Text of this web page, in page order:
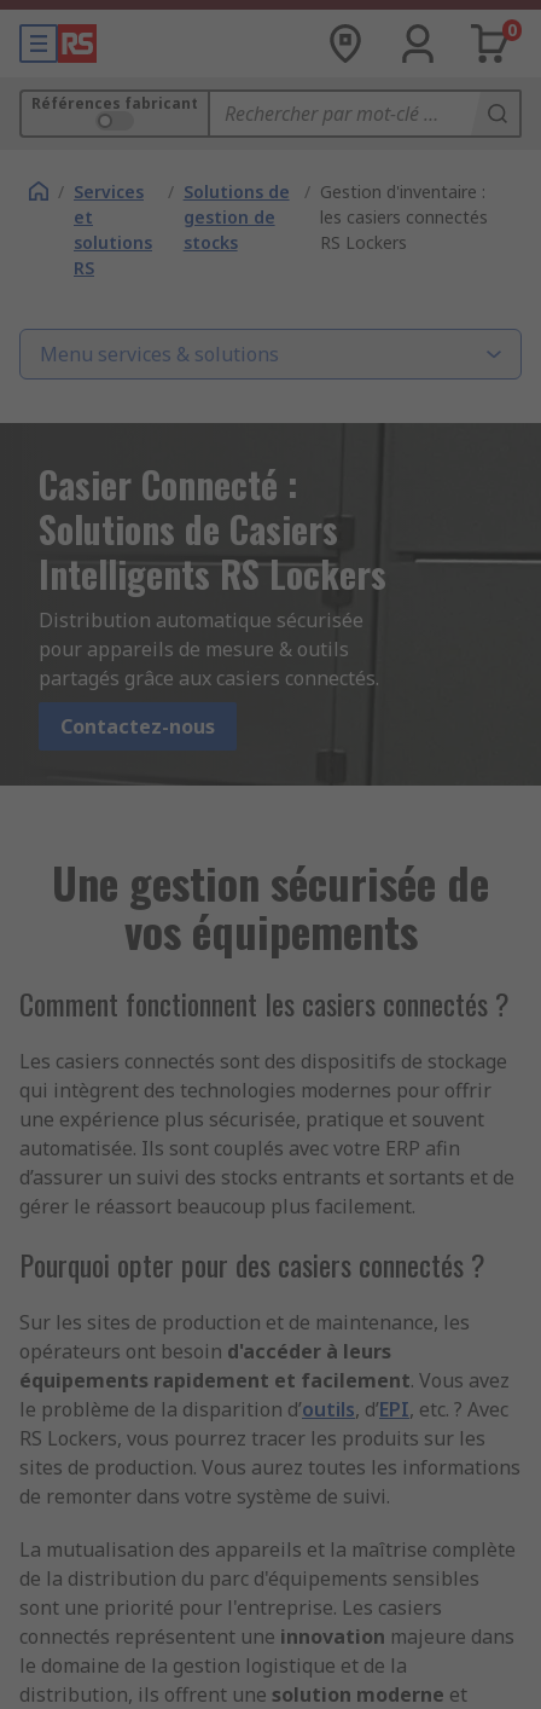
0
Références fabricant
/ Services
et
solutions
RS
/ Solutions de
gestion de
stocks
/ Gestion d'inventaire :
les casiers connectés
RS Lockers
Menu services & solutions
Casier Connecté :
Solutions de Casiers
Intelligents RS Lockers
Distribution automatique sécurisée
pour appareils de mesure & outils
partagés grâce aux casiers connectés.
Contactez-nous
Une gestion sécurisée de
vos équipements
Comment fonctionnent les casiers connectés ?
Les casiers connectés sont des dispositifs de stockage
qui intègrent des technologies modernes pour offrir
une expérience plus sécurisée, pratique et souvent
automatisée. Ils sont couplés avec votre ERP afin
d’assurer un suivi des stocks entrants et sortants et de
gérer le réassort beaucoup plus facilement.
Pourquoi opter pour des casiers connectés ?
Sur les sites de production et de maintenance, les
opérateurs ont besoin d'accéder à leurs
équipements rapidement et facilement. Vous avez
le problème de la disparition d’outils, d’EPI, etc. ? Avec
RS Lockers, vous pourrez tracer les produits sur les
sites de production. Vous aurez toutes les informations
de remonter dans votre système de suivi.
La mutualisation des appareils et la maîtrise complète
de la distribution du parc d'équipements sensibles
sont une priorité pour l'entreprise. Les casiers
connectés représentent une innovation majeure dans
le domaine de la gestion logistique et de la
distribution, ils offrent une solution moderne et